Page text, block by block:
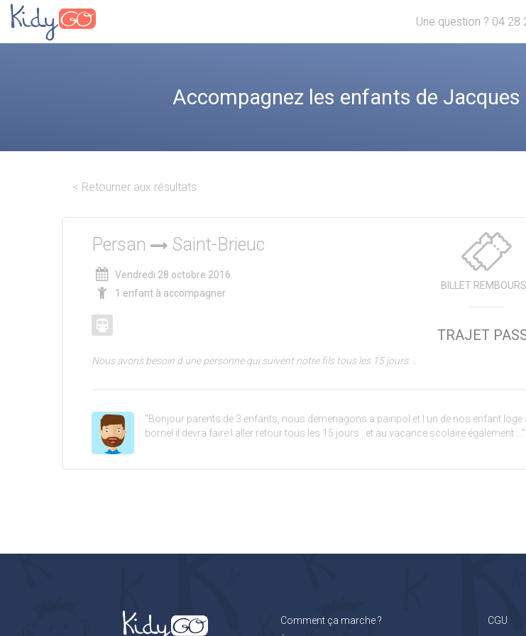
Une question ? 04 28
Accompagnez les enfants de
< Retourner aux résultats
Persan Saint-Brieuc
Vendredi 28 octobre 2016
1 enfant à accompagner
Nous avons besoin d une personne qui suivent notre fils tous les 15 jours. ..
BILLET
TRAJET
"Bonjour parents de 3 enfants, nous demenagons a painpol et l un de nos enfant loge
bornel il devra faire l aller retour tous les 15 jours ..et au vacance scolaire également ..."
Comment ça marche ?
CGU